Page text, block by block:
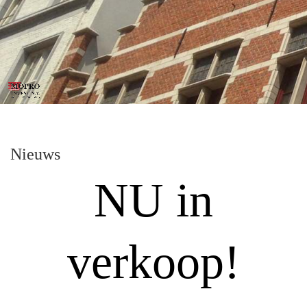
Nieuws
NU in
verkoop!